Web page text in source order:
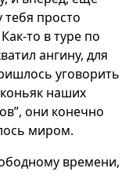
просто
то в туре по
ангину, для
уговорить
наших
они конечно
миром.
времени,